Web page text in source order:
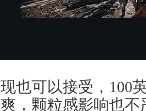
也可以接受，100
，颗粒感影响也不